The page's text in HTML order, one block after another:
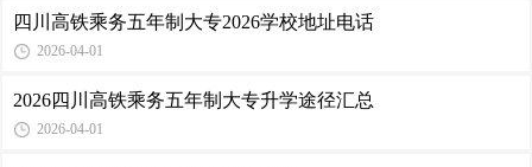
四川高铁乘务五年制大专2026学校地址电话
2026-04-01
2026四川高铁乘务五年制大专升学途径汇总
2026-04-01